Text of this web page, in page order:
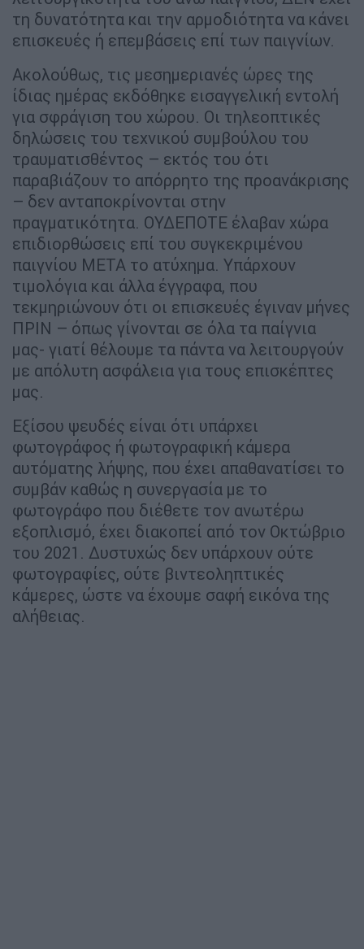
τη δυνατότητα και την αρμοδιότητα να κάνει
επισκευές ή επεμβάσεις επί των παιγνίων.
Ακολούθως, τις μεσημεριανές ώρες της
ίδιας ημέρας εκδόθηκε εισαγγελική εντολή
για σφράγιση του χώρου. Οι τηλεοπτικές
δηλώσεις του τεχνικού συμβούλου του
τραυματισθέντος – εκτός του ότι
παραβιάζουν το απόρρητο της προανάκρισης
– δεν ανταποκρίνονται στην
πραγματικότητα. ΟΥΔΕΠΟΤΕ έλαβαν χώρα
επιδιορθώσεις επί του συγκεκριμένου
παιγνίου ΜΕΤΑ το ατύχημα. Υπάρχουν
τιμολόγια και άλλα έγγραφα, που
τεκμηριώνουν ότι οι επισκευές έγιναν μήνες
ΠΡΙΝ – όπως γίνονται σε όλα τα παίγνια
μας- γιατί θέλουμε τα πάντα να λειτουργούν
με απόλυτη ασφάλεια για τους επισκέπτες
μας.
Εξίσου ψευδές είναι ότι υπάρχει
φωτογράφος ή φωτογραφική κάμερα
αυτόματης λήψης, που έχει απαθανατίσει το
συμβάν καθώς η συνεργασία με το
φωτογράφο που διέθετε τον ανωτέρω
εξοπλισμό, έχει διακοπεί από τον Οκτώβριο
του 2021. Δυστυχώς δεν υπάρχουν ούτε
φωτογραφίες, ούτε βιντεοληπτικές
κάμερες, ώστε να έχουμε σαφή εικόνα της
αλήθειας.